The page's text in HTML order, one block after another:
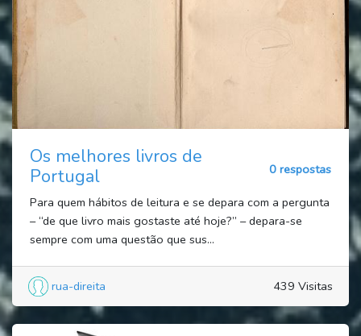
Os melhores livros de
Portugal
0 respostas
Para quem hábitos de leitura e se depara com a pergunta
– “de que livro mais gostaste até hoje?” – depara-se
sempre com uma questão que sus...
rua-direita 439 Visitas